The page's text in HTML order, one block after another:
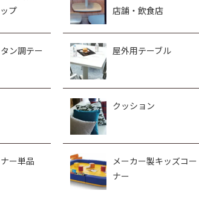
プ
店舗・飲食店
ン調テー
屋外用テーブル
クッション
ー単品
メーカー製キッズコー
ナー